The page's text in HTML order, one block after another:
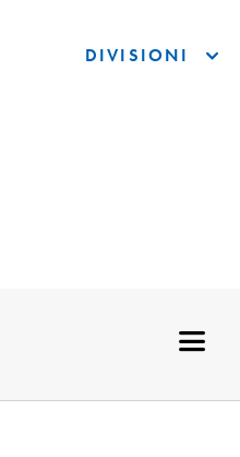
DIVISIONI